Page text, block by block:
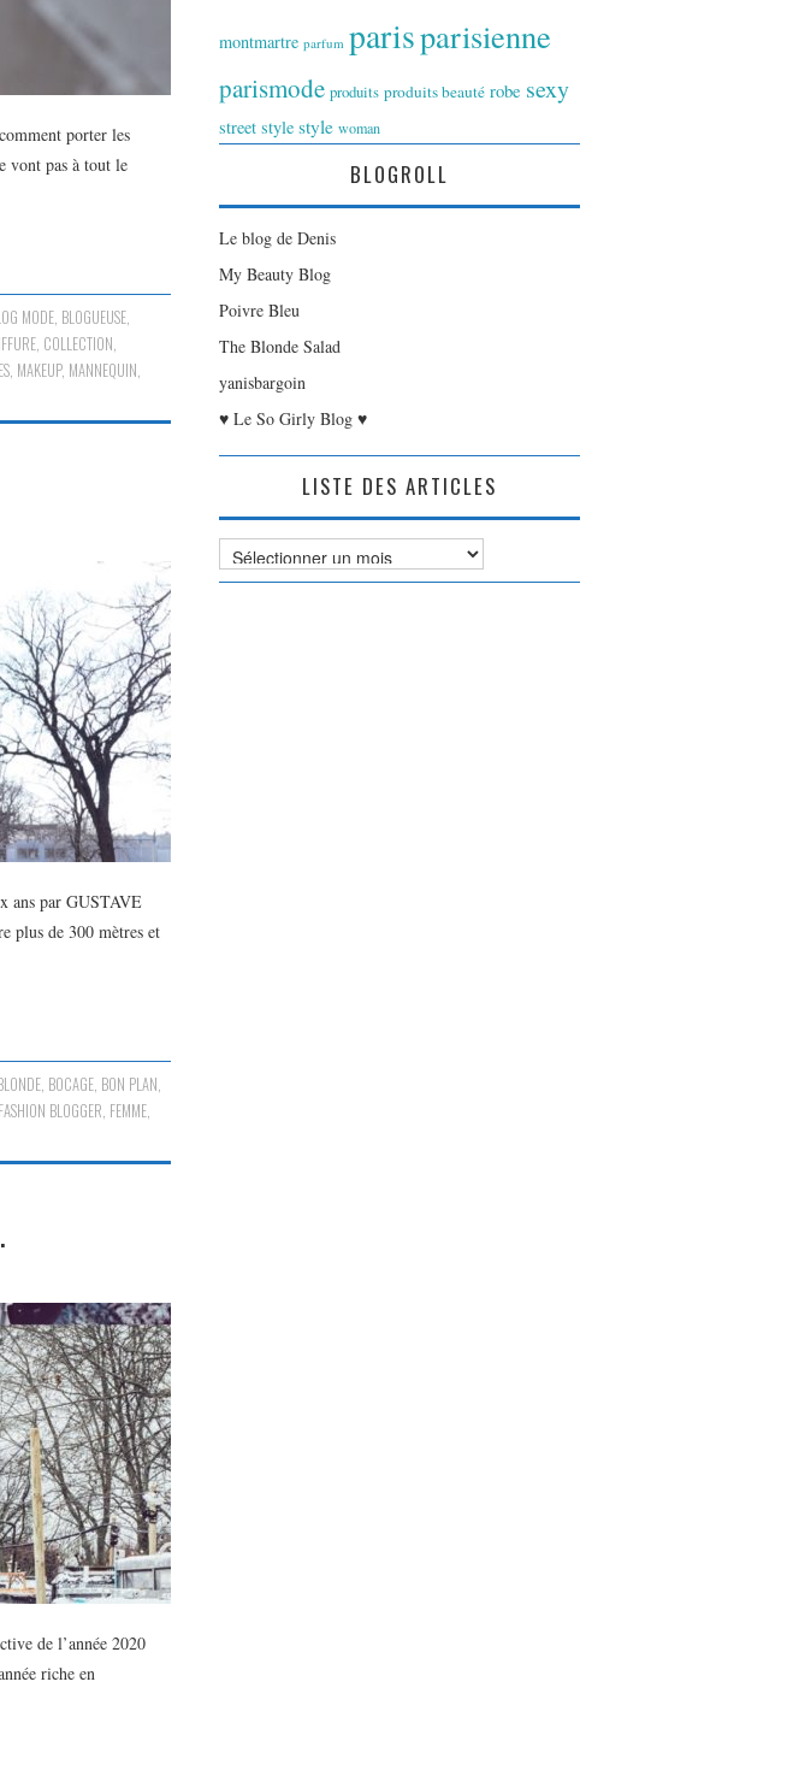
porter les
vont pas à tout le
MODE BLOGUEUSE
COLLECTION
MAKEUP, MANNEQUIN
ans par GUSTAVE
plus de 300 mètres et
, BOCAGE, BON PLAN,
FASHION BLOGGER, FEMME,
de l’année 2020
riche en
montmartre parfum parisparisienne
parismode produits produits beauté robe sexy
street style style woman
BLOGROLL
Le blog de Denis
My Beauty Blog
Poivre Bleu
The Blonde Salad
yanisbargoin
♥ Le So Girly Blog ♥
LISTE DES ARTICLES
Liste
des